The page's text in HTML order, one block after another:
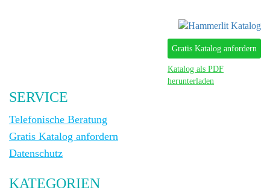
Gratis Katalog anfordern
Katalog als PDF
herunterladen
SERVICE
Telefonische Beratung
Gratis Katalog anfordern
Datenschutz
KATEGORIEN